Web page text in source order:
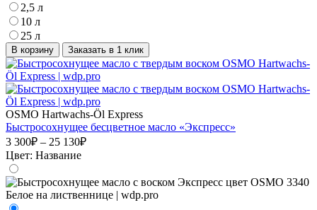
2,5 л
10 л
25 л
В корзину Заказать в 1 клик
OSMO Hartwachs-Öl Express
Быстросохнущее бесцветное масло «Экспресс»
3 300₽ – 25 130₽
Цвет: Название